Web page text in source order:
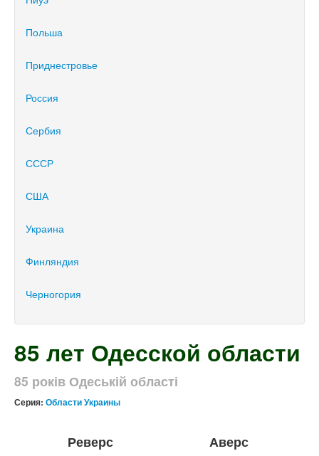
Польша
Приднестровье
Россия
Сербия
СССР
США
Украина
Финляндия
Черногория
85 лет Одесской области
85 років Одеській області
Серия: Области Украины
Реверс Аверс